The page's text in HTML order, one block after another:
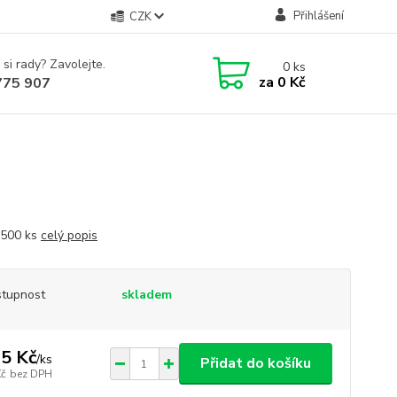
CZK Přihlášení
rady? Zavolejte.
907
0ks
za 0 Kč
ks celý popis
skladem
Kč/ks
bez DPH
Přidat do košíku